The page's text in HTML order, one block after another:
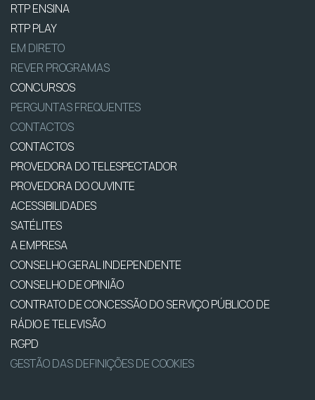
RTP ENSINA
RTP PLAY
EM DIRETO
REVER PROGRAMAS
CONCURSOS
PERGUNTAS FREQUENTES
CONTACTOS
CONTACTOS
PROVEDORA DO TELESPECTADOR
PROVEDORA DO OUVINTE
ACESSIBILIDADES
SATÉLITES
A EMPRESA
CONSELHO GERAL INDEPENDENTE
CONSELHO DE OPINIÃO
CONTRATO DE CONCESSÃO DO SERVIÇO PÚBLICO DE
RÁDIO E TELEVISÃO
RGPD
GESTÃO DAS DEFINIÇÕES DE COOKIES